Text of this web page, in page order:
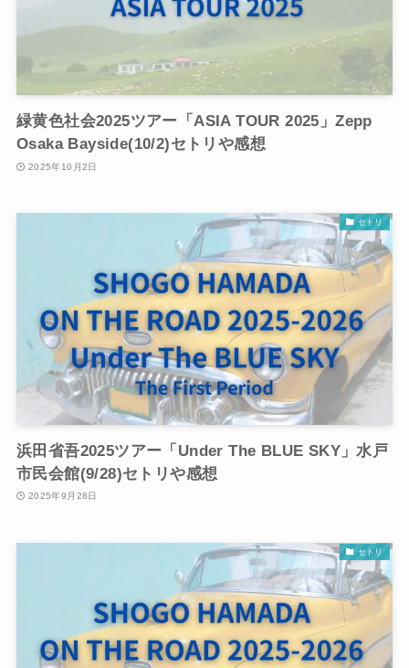
緑黄色社会2025ツアー「ASIA TOUR 2025」Zepp
Osaka Bayside(10/2)セトリや感想
2025年10月2日
セトリ
浜田省吾2025ツアー「Under The BLUE SKY」水戸
市民会館(9/28)セトリや感想
2025年9月28日
セトリ